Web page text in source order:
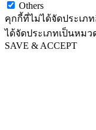
Others
คุกกี้ที่ไม่ได้จัดประเภ
ได้จัดประเภทเป็นหมว
SAVE & ACCEPT